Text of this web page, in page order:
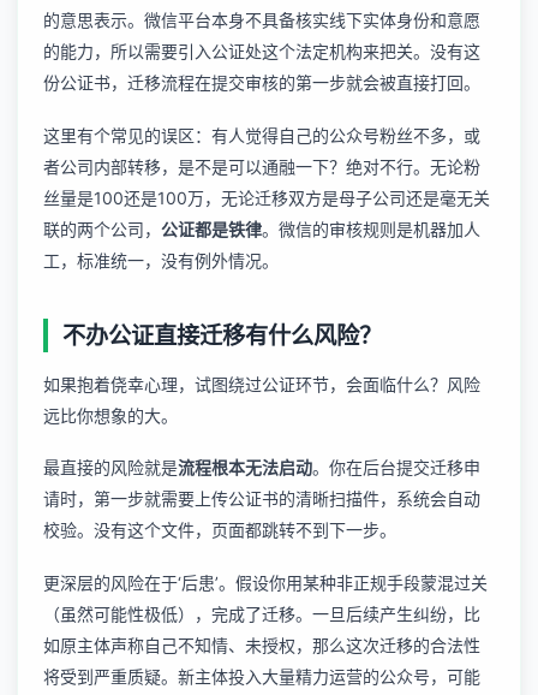
的意思表示。微信平台本身不具备核实线下实体身份和意愿
的能力，所以需要引入公证处这个法定机构来把关。没有这
份公证书，迁移流程在提交审核的第一步就会被直接打回。
这里有个常见的误区：有人觉得自己的公众号粉丝不多，或
者公司内部转移，是不是可以通融一下？绝对不行。无论粉
丝量是100还是100万，无论迁移双方是母子公司还是毫无关
联的两个公司， 公证都是铁律。微信的审核规则是机器加人
工，标准统一，没有例外情况。
不办公证直接迁移有什么风险？
如果抱着侥幸心理，试图绕过公证环节，会面临什么？风险
远比你想象的大。
最直接的风险就是流程根本无法启动。你在后台提交迁移申
请时，第一步就需要上传公证书的清晰扫描件，系统会自动
校验。没有这个文件，页面都跳转不到下一步。
更深层的风险在于‘后患’。假设你用某种非正规手段蒙混过关
（虽然可能性极低），完成了迁移。一旦后续产生纠纷，比
如原主体声称自己不知情、未授权，那么这次迁移的合法性
将受到严重质疑。新主体投入大量精力运营的公众号，可能